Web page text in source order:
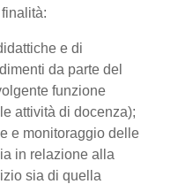
e di
da parte del
funzione
attività di docenza);
e monitoraggio delle
in relazione alla
sia di quella